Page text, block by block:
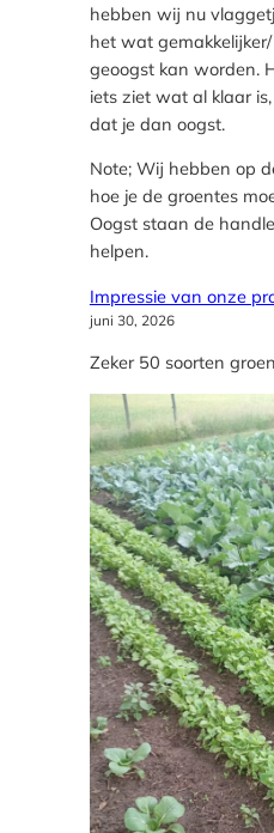
hebben wij nu
het wat
geoogst kan worden.
iets ziet wat al klaar
dat je dan oogst.
Note; Wij hebben op
hoe je de groentes
Oogst staan de
helpen.
Impressie van onze
juni 30, 2026
Zeker 50 soorten